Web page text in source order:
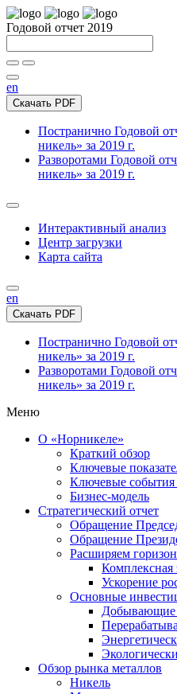
Годовой отчет 2019
en
Скачать PDF
Постранично Годовой
никель» за 2019 г.
Разворотами Годовой
никель» за 2019 г.
Интерактивный анализ
Центр загрузки
Карта сайта
en
Скачать PDF
Постранично Годовой
никель» за 2019 г.
Разворотами Годовой
никель» за 2019 г.
Меню
О «Норникеле»
Краткий обзор
Ключевые
Ключевые события
Бизнес-модель
Стратегический отчет
Обращение
Обращение
Расширяем
Комплексная
Ускорение
Основные
Добывающие
Обзор рынка металлов
Никель